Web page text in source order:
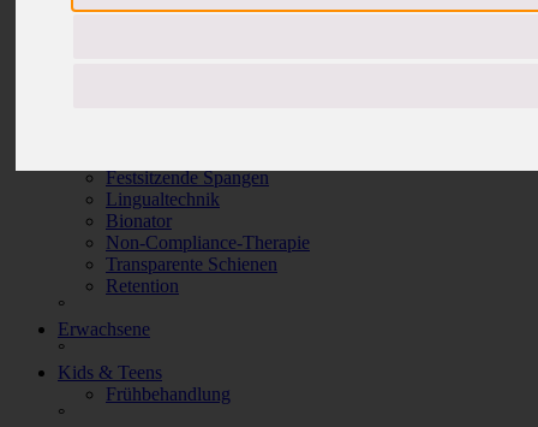
Festsitzende Spangen
Lingualtechnik
Bionator
Non-Compliance-Therapie
Transparente Schienen
Retention
°
Erwachsene
°
Kids & Teens
Frühbehandlung
°